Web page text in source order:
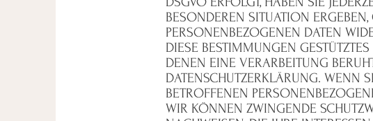
BESONDEREN SITUATION
PERSONENBEZOGENEN DATEN
DIESE BESTIMMUNGEN
DENEN EINE VERARBEITUNG
DATENSCHUTZERKLÄRUNG. WENN
BETROFFENEN
WIR KÖNNEN ZWINGENDE